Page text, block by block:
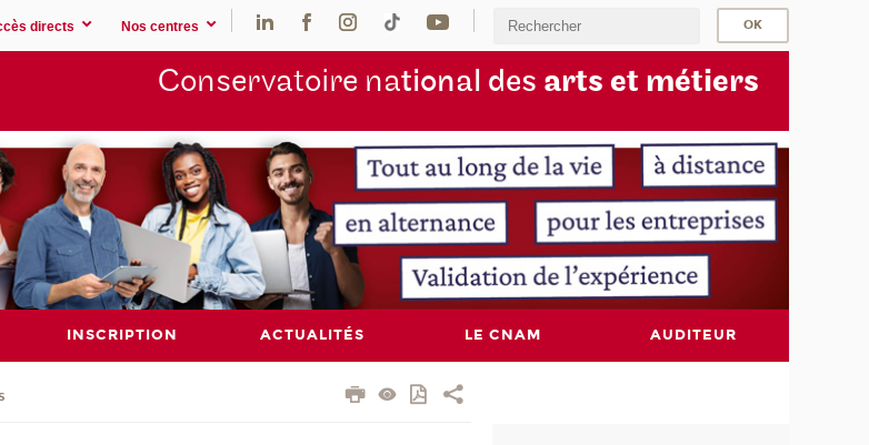
directs Nos centres
Conservatoire national des arts et métiers
INSCRIPTION ACTUALITÉS LE CNAM AUDITEUR